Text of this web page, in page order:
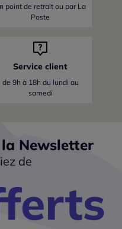
point de retrait ou par La
Poste
Service client
de 9h à 18h du lundi au
samedi
Newsletter
de